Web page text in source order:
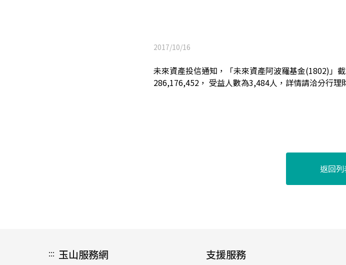
2017/10/16
未來資產投信通知，「未來資產阿波羅基金(1802)」
286,176,452， 受益人數為3,484人，詳情請洽分行理
返回列
::: 玉山服務網 支援服務